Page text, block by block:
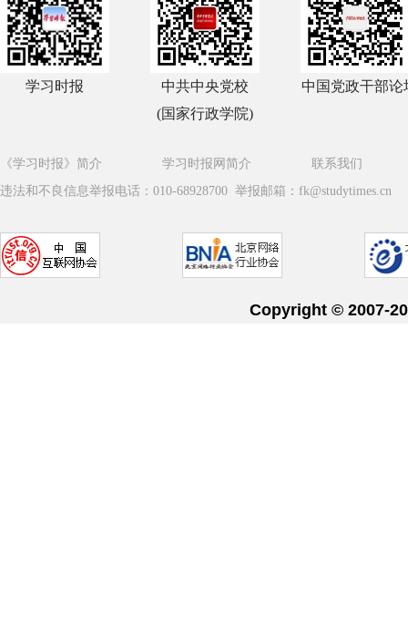
学习时报
中共中央党校
(国家行政学院)
中国党政干部论
《学习时报》简介 学习时报网简介
联系我们
违法和不良信息举报电话：010-68928700 举报邮箱：fk@studytimes.cn
Copyright © 2007-